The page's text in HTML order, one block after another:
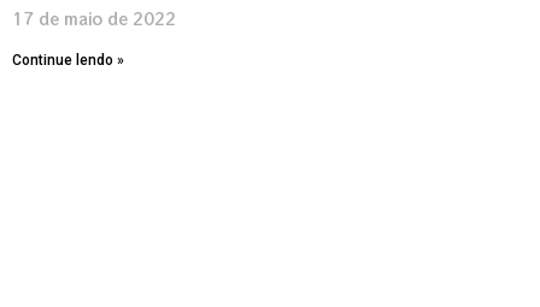
17 de maio de 2022
Continue lendo »